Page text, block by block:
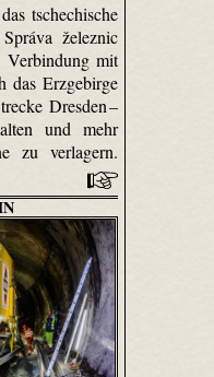
tschechische
železnic
Verbindung mit
das Erzgebirge
Dresden –
und mehr
zu verlagern.